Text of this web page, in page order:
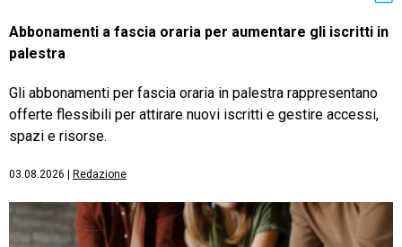
Abbonamenti a fascia oraria per aumentare gli iscritti in
palestra
Gli abbonamenti per fascia oraria in palestra rappresentano
offerte flessibili per attirare nuovi iscritti e gestire accessi,
spazi e risorse.
03.08.2026 Redazione